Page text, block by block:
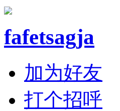
fafetsagja
加为好友
打个招呼